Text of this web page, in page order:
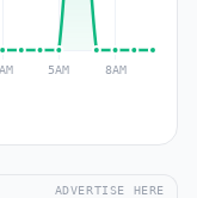
ADVERTISE HERE